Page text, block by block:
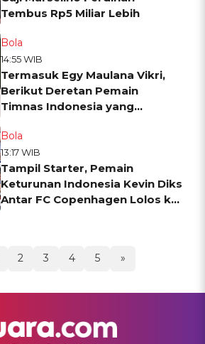
Tembus Rp5 Miliar Lebih
Bola
14:55 WIB
Termasuk Egy Maulana Vikri,
Berikut Deretan Pemain
Timnas Indonesia yang
Bola
13:17 WIB
Tampil Starter, Pemain
Keturunan Indonesia Kevin Diks
Antar FC Copenhagen Lolos ke
2 3 4 5 »